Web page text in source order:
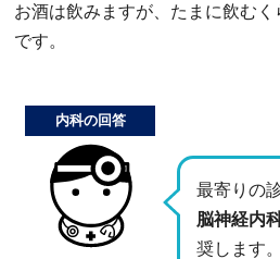
お酒は飲みますが、たまに飲むく
です。
最寄りの
脳神経内
奨します。
内科の回答